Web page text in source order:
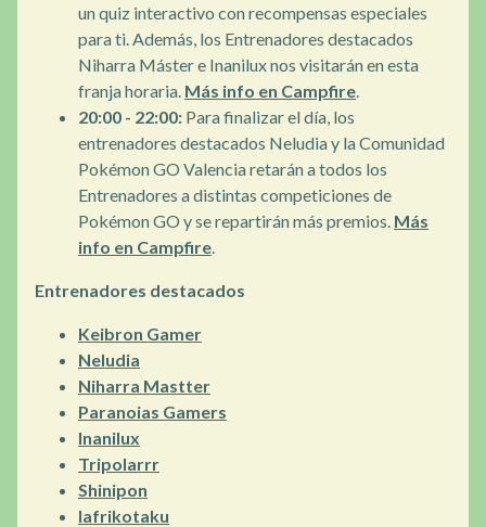
un quiz interactivo con recompensas especiales
para ti. Además, los Entrenadores destacados
Niharra Máster e Inanilux nos visitarán en esta
franja horaria. Más info en Campfire
20:00 - 22:00: Para finalizar el día, los
entrenadores destacados Neludia y la Comunidad
Pokémon GO Valencia retarán a todos los
Entrenadores a distintas competiciones de
Pokémon GO y se repartirán más premios. Más
info en Campfire
Entrenadores destacados
Keibron Gamer
Neludia
Niharra Mastter
Paranoias Gamers
Inanilux
Tripolarrr
Shinipon
lafrikotaku